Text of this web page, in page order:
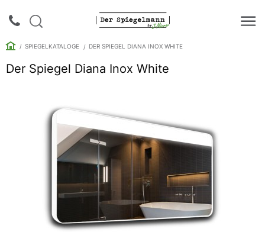
Rückruf
SPIEGELKATALOGE DER SPIEGEL DIANA INOX WHITE
Der Spiegel Diana Inox White